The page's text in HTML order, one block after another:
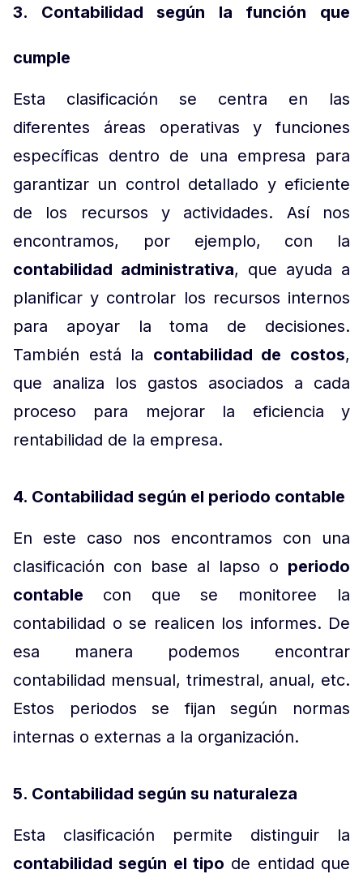
3. Contabilidad según la función que
cumple
Esta clasificación se centra en las
diferentes áreas operativas y funciones
específicas dentro de una empresa para
garantizar un control detallado y eficiente
de los recursos y actividades. Así nos
encontramos, por ejemplo, con la
contabilidad administrativa, que ayuda a
planificar y controlar los recursos internos
para apoyar la toma de decisiones.
También está la contabilidad de costos,
que analiza los gastos asociados a cada
proceso para mejorar la eficiencia y
rentabilidad de la empresa.
4. Contabilidad según el periodo contable
En este caso nos encontramos con una
clasificación con base al lapso o periodo
contable con que se monitoree la
contabilidad o se realicen los informes. De
esa manera podemos encontrar
contabilidad mensual, trimestral, anual, etc.
Estos periodos se fijan según normas
internas o externas a la organización.
5. Contabilidad según su naturaleza
Esta clasificación permite distinguir la
contabilidad según el tipo de entidad que